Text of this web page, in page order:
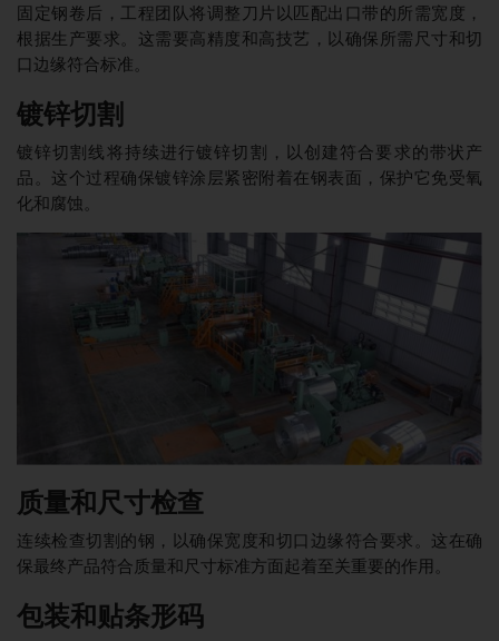
固定钢卷后，工程团队将调整刀片以匹配出口带的所需宽度，
根据生产要求。这需要高精度和高技艺，以确保所需尺寸和切
口边缘符合标准。
镀锌切割
镀锌切割线将持续进行镀锌切割，以创建符合要求的带状产
品。这个过程确保镀锌涂层紧密附着在钢表面，保护它免受氧
化和腐蚀。
质量和尺寸检查
连续检查切割的钢，以确保宽度和切口边缘符合要求。这在确
保最终产品符合质量和尺寸标准方面起着至关重要的作用。
包装和贴条形码